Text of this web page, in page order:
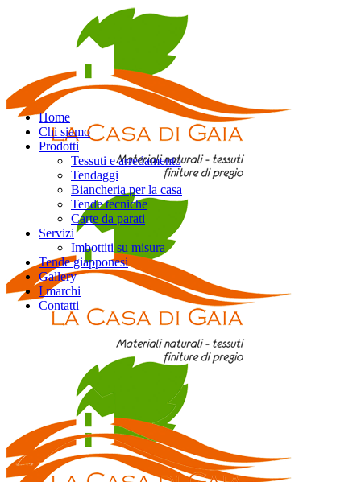
Home
Chi siamo
Prodotti
Tessuti e arredamento
Tendaggi
Biancheria per la casa
Tende tecniche
Carte da parati
Servizi
Imbottiti su misura
Tende giapponesi
Gallery
I marchi
Contatti